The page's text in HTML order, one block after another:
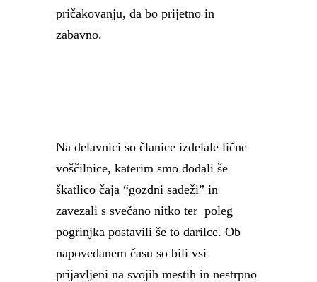
pričakovanju, da bo prijetno in
zabavno.
Na delavnici so članice izdelale lične
voščilnice, katerim smo dodali še
škatlico čaja “gozdni sadeži” in
zavezali s svečano nitko ter poleg
pogrinjka postavili še to darilce. Ob
napovedanem času so bili vsi
prijavljeni na svojih mestih in nestrpno